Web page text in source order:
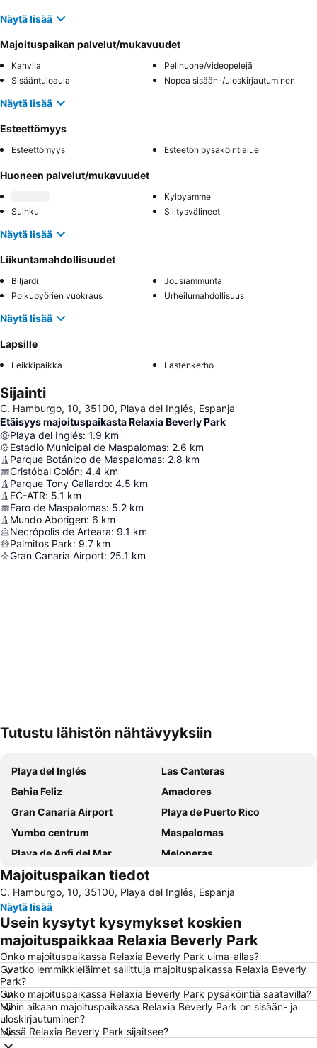
Näytä lisää
Majoituspaikan palvelut/mukavuudet
Kahvila
Pelihuone/videopelejä
Sisääntuloaula
Nopea sisään-/uloskirjautuminen
Näytä lisää
Esteettömyys
Esteettömyys Esteetön pysäköintialue
Huoneen palvelut/mukavuudet
Kylpyamme
Suihku
Silitysvälineet
Näytä lisää
Liikuntamahdollisuudet
Biljardi
Jousiammunta
Polkupyörien vuokraus
Urheilumahdollisuus
Näytä lisää
Lapsille
Leikkipaikka Lastenkerho
Sijainti
C. Hamburgo, 10, 35100, Playa del Inglés, Espanja
Etäisyys majoituspaikasta Relaxia Beverly Park
Playa del Inglés: 1.9 km
Estadio Municipal de Maspalomas: 2.6 km
Parque Botánico de Maspalomas: 2.8 km
Cristóbal Colón: 4.4 km
Parque Tony Gallardo: 4.5 km
EC-ATR: 5.1 km
Faro de Maspalomas: 5.2 km
Mundo Aborigen: 6 km
Necrópolis de Arteara: 9.1 km
Palmitos Park: 9.7 km
Gran Canaria Airport: 25.1 km
Tutustu lähistön nähtävyyksiin
Playa del Inglés
Las Canteras
Bahia Feliz
Amadores
Gran Canaria Airport
Playa de Puerto Rico
Yumbo centrum
Maspalomas
Playa de Anfi del Mar
Meloneras
Aeropuerto Internacional de Gran Canaria
Parque Santa Catalina
Taurito
Playa de Mogán
Faro de Maspalomas
Maspalomas Golf
Gran Casino Costa Meloneras
Playa de San Agustín
Mercado Del Puerto
Arguineguín
Muralla de Las Palmas de Gran Canaria
Las Palmas
Puerto de Mogan
Las Dunas de Maspalomas
Playa del Sol
Aqualand Maspalomas
Majoituspaikan tiedot
C. Hamburgo, 10, 35100, Playa del Inglés, Espanja
Näytä lisää
Usein kysytyt kysymykset koskien
majoituspaikkaa Relaxia Beverly Park
Onko majoituspaikassa Relaxia Beverly Park uima-allas?
Ovatko lemmikkieläimet sallittuja majoituspaikassa Relaxia Beverly
Park?
Onko majoituspaikassa Relaxia Beverly Park pysäköintiä saatavilla?
Mihin aikaan majoituspaikassa Relaxia Beverly Park on sisään- ja
uloskirjautuminen?
Missä Relaxia Beverly Park sijaitsee?